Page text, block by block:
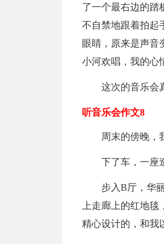
了一个最右边的踏
不自禁地跟着拍起
眼睛，原来是声音
小河欢唱，我的心
这次的音乐会
听音乐会作文8
周末的傍晚，
下了车，一座
步入B厅，华
上走廊上的红地
精心设计的，和我